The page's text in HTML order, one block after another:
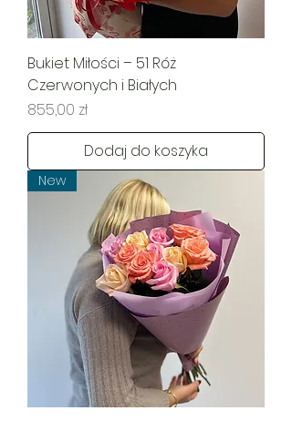
Bukiet Miłości – 51 Róż
Czerwonych i Białych
Cena
855,00 zł
Dodaj do koszyka
New